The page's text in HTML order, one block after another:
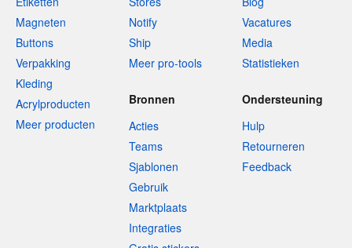
Magneten
Buttons
Verpakking
Kleding
Acrylproducten
Meer producten
Notify
Ship
Meer pro-tools
Vacatures
Media
Statistieken
Bronnen
Acties
Teams
Sjablonen
Gebruik
Marktplaats
Integraties
Ondersteuning
Hulp
Retourneren
Feedback